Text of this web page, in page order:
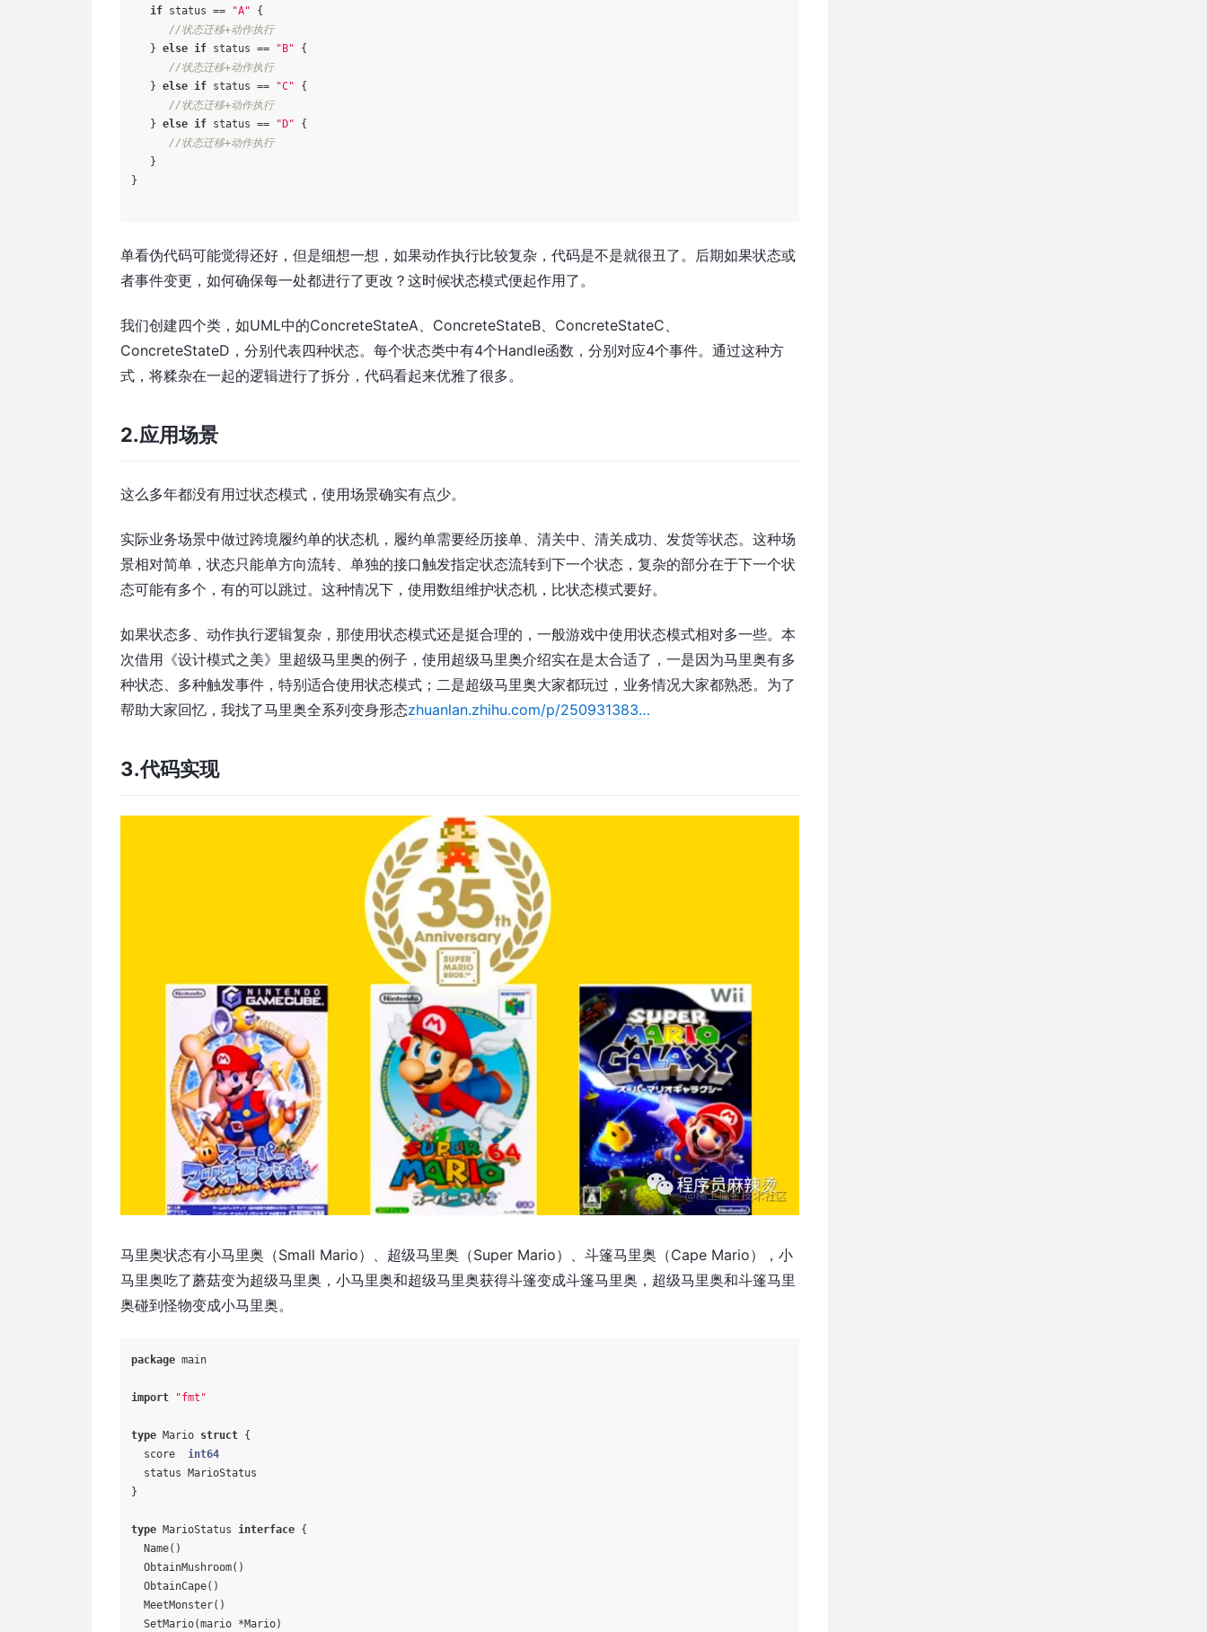
if status == "A" {
//状态迁移+动作执行
} else if status == "B" {
//状态迁移+动作执行
} else if status == "C" {
//状态迁移+动作执行
} else if status == "D" {
//状态迁移+动作执行
}
}
单看伪代码可能觉得还好，但是细想一想，如果动作执行比较复杂，代码是不是就很丑了。后期如果状态或
者事件变更，如何确保每一处都进行了更改？这时候状态模式便起作用了。
我们创建四个类，如UML中的ConcreteStateA、ConcreteStateB、ConcreteStateC、
ConcreteStateD，分别代表四种状态。每个状态类中有4个Handle函数，分别对应4个事件。通过这种方
式，将糅杂在一起的逻辑进行了拆分，代码看起来优雅了很多。
2.应用场景
这么多年都没有用过状态模式，使用场景确实有点少。
实际业务场景中做过跨境履约单的状态机，履约单需要经历接单、清关中、清关成功、发货等状态。这种场
景相对简单，状态只能单方向流转、单独的接口触发指定状态流转到下一个状态，复杂的部分在于下一个状
态可能有多个，有的可以跳过。这种情况下，使用数组维护状态机，比状态模式要好。
如果状态多、动作执行逻辑复杂，那使用状态模式还是挺合理的，一般游戏中使用状态模式相对多一些。本
次借用《设计模式之美》里超级马里奥的例子，使用超级马里奥介绍实在是太合适了，一是因为马里奥有多
种状态、多种触发事件，特别适合使用状态模式；二是超级马里奥大家都玩过，业务情况大家都熟悉。为了
帮助大家回忆，我找了马里奥全系列变身形态zhuanlan.zhihu.com/p/250931383…
3.代码实现
马里奥状态有小马里奥（Small Mario）、超级马里奥（Super Mario）、斗篷马里奥（Cape Mario），小
马里奥吃了蘑菇变为超级马里奥，小马里奥和超级马里奥获得斗篷变成斗篷马里奥，超级马里奥和斗篷马里
奥碰到怪物变成小马里奥。
package main
import "fmt"
type Mario struct {
  score
int64
  status MarioStatus
}
type MarioStatus interface {
  Name()
  ObtainMushroom()
  ObtainCape()
  MeetMonster()
  SetMario(mario *Mario)